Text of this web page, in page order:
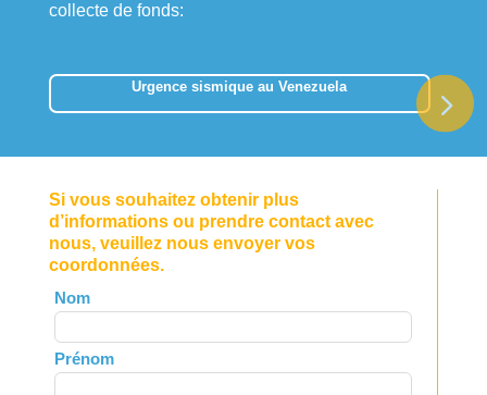
collecte de fonds:
Urgence sismique au Venezuela
Si vous souhaitez obtenir plus
d’informations ou prendre contact avec
nous, veuillez nous envoyer vos
coordonnées.
Leave
this
field
blank
Nom
Prénom